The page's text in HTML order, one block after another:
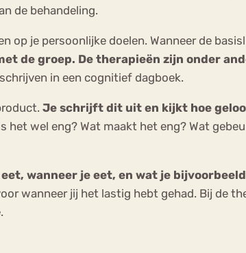
de behandeling.
op je persoonlijke doelen. Wanneer de
de groep. De therapieën zijn onder
in een cognitief dagboek.
Je schrijft dit uit en kijkt hoe
wel eng? Wat maakt het eng? Wat
wanneer je eet, en wat je
wanneer jij het lastig hebt gehad. Bij de